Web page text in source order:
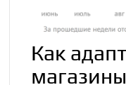
Как
магазины